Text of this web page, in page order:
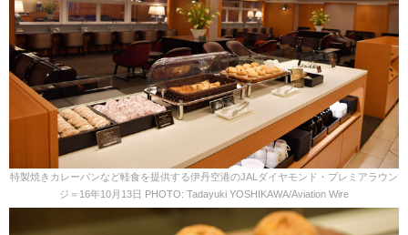
特製焼きカレーパンなど軽食を提供する伊丹空港のJALダイヤモンド・プレミアラウン
ジ＝16年10月13日 PHOTO: Tadayuki YOSHIKAWA/Aviation Wire